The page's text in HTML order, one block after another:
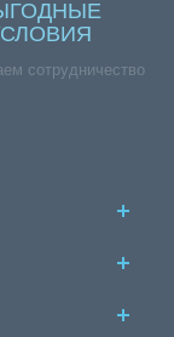
сотрудничество